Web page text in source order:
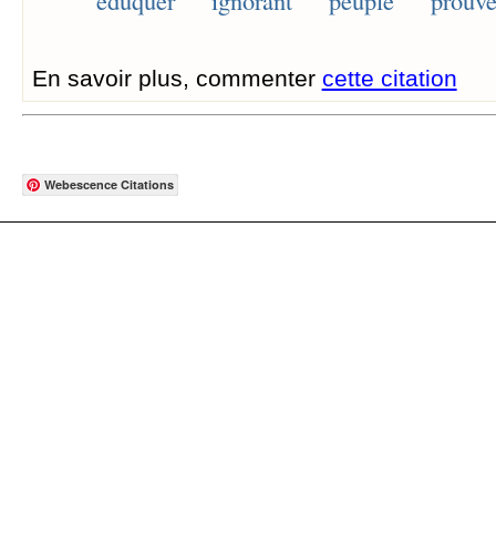
En savoir plus, commenter cette citation
Webescence Citations